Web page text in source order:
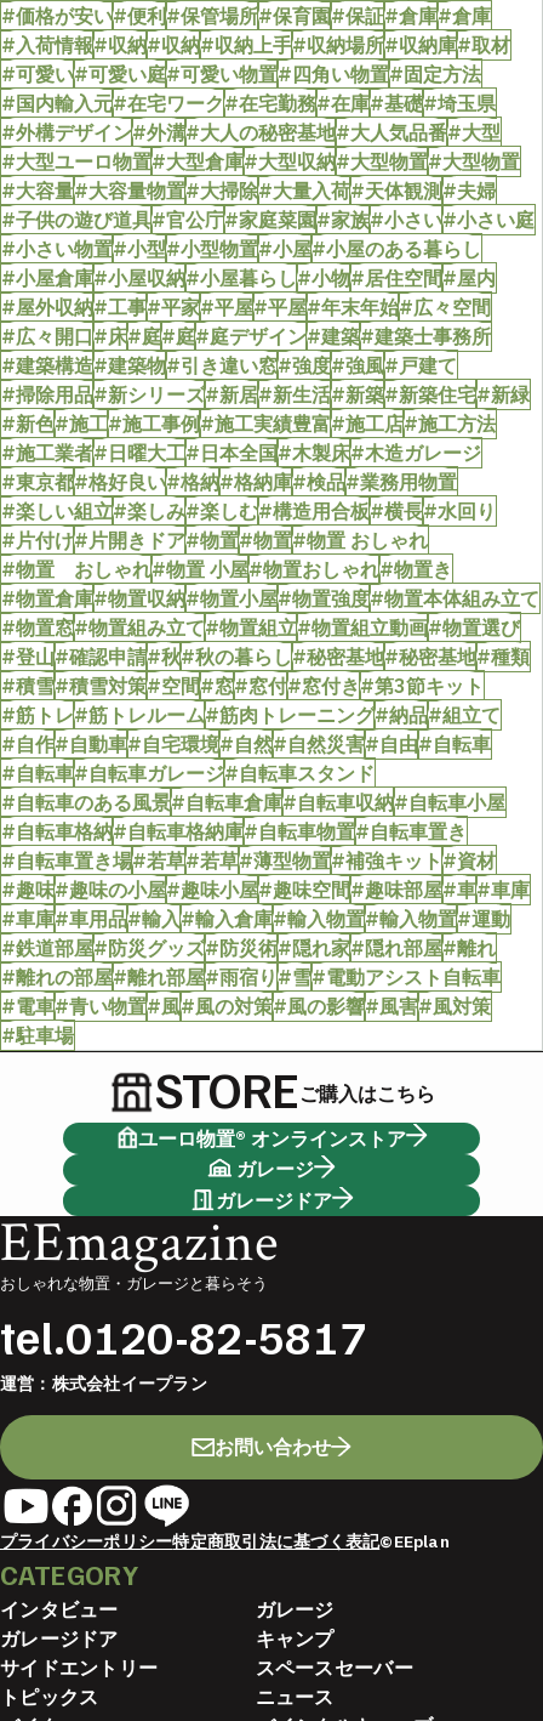
#価格が安い#便利#保管場所#保育園#保証#倉庫#倉庫
#入荷情報#収納#収納#収納上手#収納場所#収納庫#取材
#可愛い#可愛い庭#可愛い物置#四角い物置#固定方法
#国内輸入元#在宅ワーク#在宅勤務#在庫#基礎#埼玉県
#外構デザイン#外溝#大人の秘密基地#大人気品番#大型
#大型ユーロ物置#大型倉庫#大型収納#大型物置#大型物置
#大容量#大容量物置#大掃除#大量入荷#天体観測#夫婦
#子供の遊び道具#官公庁#家庭菜園#家族#小さい#小さい庭
#小さい物置#小型#小型物置#小屋#小屋のある暮らし
#小屋倉庫#小屋収納#小屋暮らし#小物#居住空間#屋内
#屋外収納#工事#平家#平屋#平屋#年末年始#広々空間
#広々開口#床#庭#庭#庭デザイン#建築#建築士事務所
#建築構造#建築物#引き違い窓#強度#強風#戸建て
#掃除用品#新シリーズ#新居#新生活#新築#新築住宅#新緑
#新色#施工#施工事例#施工実績豊富#施工店#施工方法
#施工業者#日曜大工#日本全国#木製床#木造ガレージ
#東京都#格好良い#格納#格納庫#検品#業務用物置
#楽しい組立#楽しみ#楽しむ#構造用合板#横長#水回り
#片付け#片開きドア#物置#物置#物置 おしゃれ
#物置 おしゃれ#物置 小屋#物置おしゃれ#物置き
#物置倉庫#物置収納#物置小屋#物置強度#物置本体組み立て
#物置窓#物置組み立て#物置組立#物置組立動画#物置選び
#登山#確認申請#秋#秋の暮らし#秘密基地#秘密基地#種類
#積雪#積雪対策#空間#窓#窓付#窓付き#第3節キット
#筋トレ#筋トレルーム#筋肉トレーニング#納品#組立て
#自作#自動車#自宅環境#自然#自然災害#自由#自転車
#自転車#自転車ガレージ#自転車スタンド
#自転車のある風景#自転車倉庫#自転車収納#自転車小屋
#自転車格納#自転車格納庫#自転車物置#自転車置き
#自転車置き場#若草#若草#薄型物置#補強キット#資材
#趣味#趣味の小屋#趣味小屋#趣味空間#趣味部屋#車#車庫
#車庫#車用品#輸入#輸入倉庫#輸入物置#輸入物置#運動
#鉄道部屋#防災グッズ#防災術#隠れ家#隠れ部屋#離れ
#離れの部屋#離れ部屋#雨宿り#雪#電動アシスト自転車
#電車#青い物置#風#風の対策#風の影響#風害#風対策
#駐車場
STOREご購入はこちら
ユーロ物置® オンラインストア
ガレージ
ガレージドア
EEmagazine
おしゃれな物置・ガレージと暮らそう
tel.0120-82-5817
運営： 株式会社イープラン
お問い合わせ
プライバシーポリシー特定商取引法に基づく表記©EEplan
CATEGORY
インタビュー
ガレージ
ガレージドア
キャンプ
サイドエントリー
スペースセーバー
トピックス
ニュース